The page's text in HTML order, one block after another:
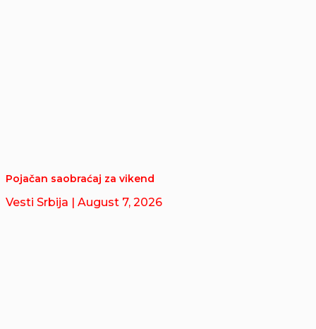
Pojačan saobraćaj za vikend
Vesti Srbija | August 7, 2026